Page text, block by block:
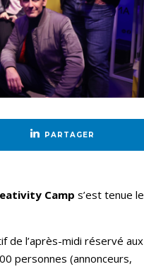
PARTAGER
Camp s’est tenue le
de l’après-midi réservé aux
personnes (annonceurs,